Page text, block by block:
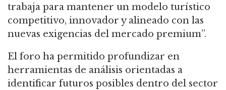
trabaja para mantener un modelo turístico
competitivo, innovador y alineado con las
nuevas exigencias del mercado premium”.
El foro ha permitido profundizar en
herramientas de análisis orientadas a
identificar futuros posibles dentro del sector